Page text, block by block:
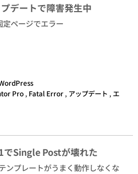
デートで障害発生中
ページでエラー
Pro , Fatal Error , アップデート , エ
Single Postが壊れた
プレートがうまく動作しなくな